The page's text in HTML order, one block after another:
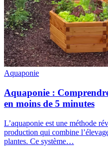
Aquaponie
Aquaponie :
en moins de 5 minutes
L’aquaponie est une méthode
production qui combine
plantes. Ce système…